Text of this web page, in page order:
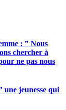
: ” Nous
chercher à
ne pas nous
une jeunesse qui